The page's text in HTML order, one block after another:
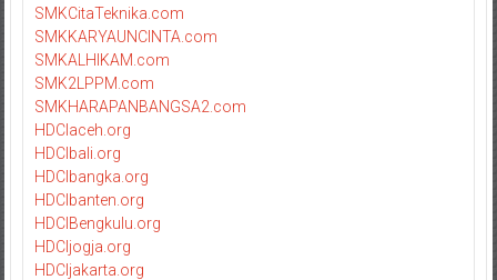
SMKCitaTeknika.com
SMKKARYAUNCINTA.com
SMKALHIKAM.com
SMK2LPPM.com
SMKHARAPANBANGSA2.com
HDCIaceh.org
HDCIbali.org
HDCIbangka.org
HDCIbanten.org
HDCIBengkulu.org
HDCIjogja.org
HDCIjakarta.org